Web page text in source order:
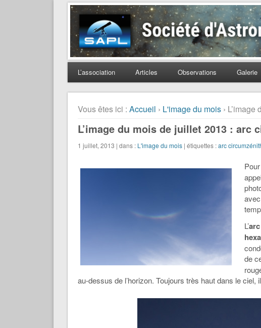
Société d'Astronomie
L’association Articles Observations Galerie
Vous êtes ici : Accueil › L'image du mois ›
L’image du mois de juillet 2013 : arc
1 juillet, 2013 | dans : L'image du mois | étiquettes :arc
L’
de
au-dessus de l’horizon. Toujours très haut dans le ciel,